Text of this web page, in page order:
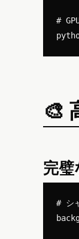
#
🎨
完
# シ